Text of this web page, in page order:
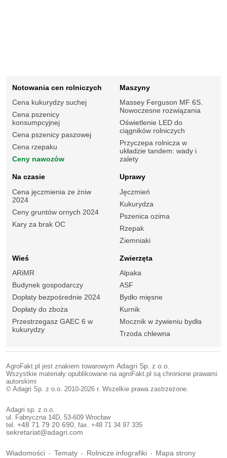
Notowania cen rolniczych
Cena kukurydzy suchej
Cena pszenicy
konsumpcyjnej
Cena pszenicy paszowej
Cena rzepaku
Ceny nawozów
Maszyny
Massey Ferguson MF 6S.
Nowoczesne rozwiązania
Oświetlenie LED do
ciągników rolniczych
Przyczepa rolnicza w
układzie tandem: wady i
zalety
Na czasie
Cena jęczmienia ze żniw
2024
Ceny gruntów ornych 2024
Kary za brak OC
Uprawy
Jęczmień
Kukurydza
Pszenica ozima
Rzepak
Ziemniaki
Wieś
ARiMR
Budynek gospodarczy
Dopłaty bezpośrednie 2024
Dopłaty do zboża
Przestrzegasz GAEC 6 w
kukurydzy
Zwierzęta
Alpaka
ASF
Bydło mięsne
Kurnik
Mocznik w żywieniu bydła
Trzoda chlewna
AgroFakt.pl jest znakiem towarowym Adagri Sp. z o.o.
Wszystkie materiały opublikowane na agroFakt.pl są chronione prawami
autorskimi
© Adagri Sp. z o.o. 2010-2026 r. Wszelkie prawa zastrzeżone.
Adagri sp. z o.o.
ul. Fabryczna 14D, 53-609 Wrocław
tel. +48 71 79 20 690 , fax. +48 71 34 97 335
sekretariat@adagri.com
Wiadomości Tematy Rolnicze infografiki
Mapa strony